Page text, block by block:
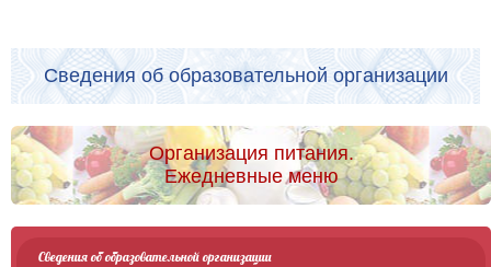
Сведения об образовательной организации
Организация питания.
Ежедневные меню
Сведения об образовательной организации